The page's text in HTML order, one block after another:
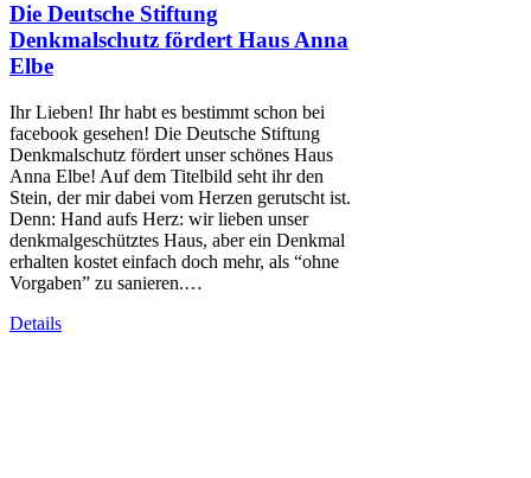
Die Deutsche Stiftung
Denkmalschutz fördert Haus Anna
Elbe
Ihr Lieben! Ihr habt es bestimmt schon bei
facebook gesehen! Die Deutsche Stiftung
Denkmalschutz fördert unser schönes Haus
Anna Elbe! Auf dem Titelbild seht ihr den
Stein, der mir dabei vom Herzen gerutscht ist.
Denn: Hand aufs Herz: wir lieben unser
denkmalgeschütztes Haus, aber ein Denkmal
erhalten kostet einfach doch mehr, als “ohne
Vorgaben” zu sanieren.…
Details